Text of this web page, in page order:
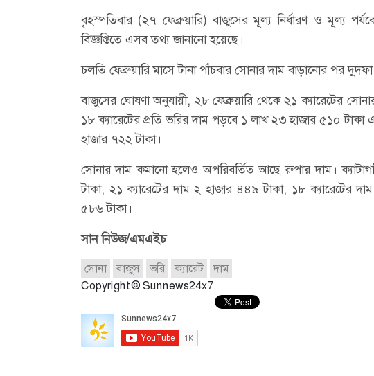
বৃহস্পতিবার (২৭ ফেব্রুয়ারি) বাজুসের মূল্য নির্ধারণ ও মূল্য
বিজ্ঞপ্তিতে এসব তথ্য জানানো হয়েছে।
চলতি ফেব্রুয়ারি মাসে টানা পাঁচবার সোনার দাম বাড়ানোর পর
বাজুসের ঘোষণা অনুযায়ী, ২৮ ফেব্রুয়ারি থেকে ২১ ক্যারেটের
১৮ ক্যারেটের প্রতি ভরির দাম পড়বে ১ লাখ ২৩ হাজার ৫১০ টাকা
হাজার ৭২২ টাকা।
সোনার দাম কমানো হলেও অপরিবর্তিত আছে রুপার দাম।
টাকা, ২১ ক্যারেটের দাম ২ হাজার ৪৪৯ টাকা, ১৮ ক্যারেটের
৫৮৬ টাকা।
সান নিউজ/এমএইচ
সোনা বাজুস ভরি ক্যারেট
দাম
Copyright © Sunnews24x7